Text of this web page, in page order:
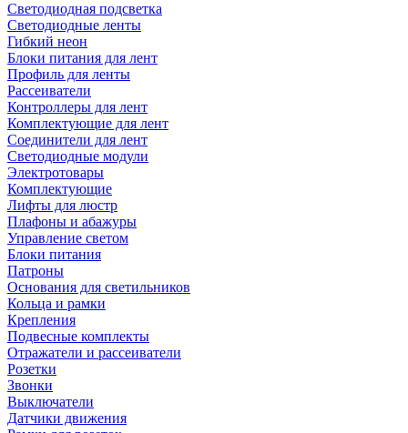
Светодиодная подсветка
Светодиодные ленты
Гибкий неон
Блоки питания для лент
Профиль для ленты
Рассеиватели
Контроллеры для лент
Комплектующие для лент
Соединители для лент
Светодиодные модули
Электротовары
Комплектующие
Лифты для люстр
Плафоны и абажуры
Управление светом
Блоки питания
Патроны
Основания для светильников
Кольца и рамки
Крепления
Подвесные комплекты
Отражатели и рассеиватели
Розетки
Звонки
Выключатели
Датчики движения